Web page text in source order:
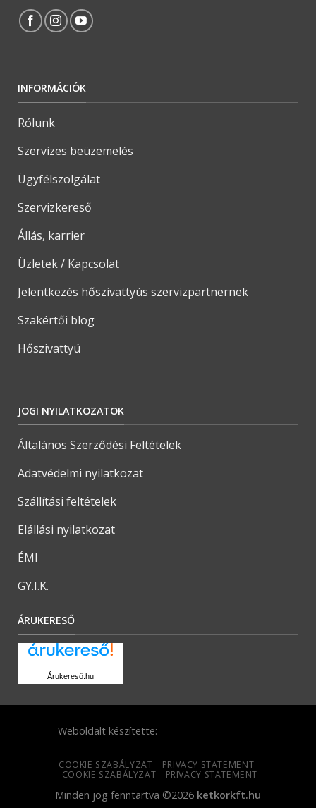
INFORMÁCIÓK
Rólunk
Szervizes beüzemelés
Ügyfélszolgálat
Szervizkereső
Állás, karrier
Üzletek / Kapcsolat
Jelentkezés hőszivattyús szervizpartnernek
Szakértői blog
Hőszivattyú
JOGI NYILATKOZATOK
Általános Szerződési Feltételek
Adatvédelmi nyilatkozat
Szállítási feltételek
Elállási nyilatkozat
ÉMI
GY.I.K.
ÁRUKERESŐ
Árukereső.hu
Weboldalt készítette:
COOKIE SZABÁLYZAT
PRIVACY STATEMENT
COOKIE SZABÁLYZAT
PRIVACY STATEMENT
Minden jog fenntartva ©2026 ketkorkft.hu